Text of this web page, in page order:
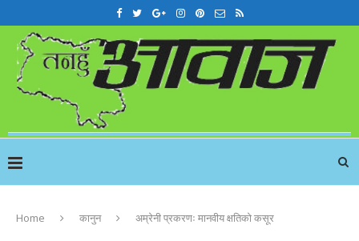
Home कानुन अम्रेनी प्रकरणः मानवीय क्षतिको कसूर